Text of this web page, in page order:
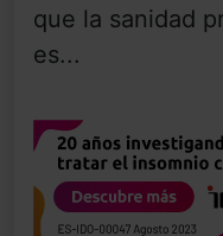
que la sanidad
es...